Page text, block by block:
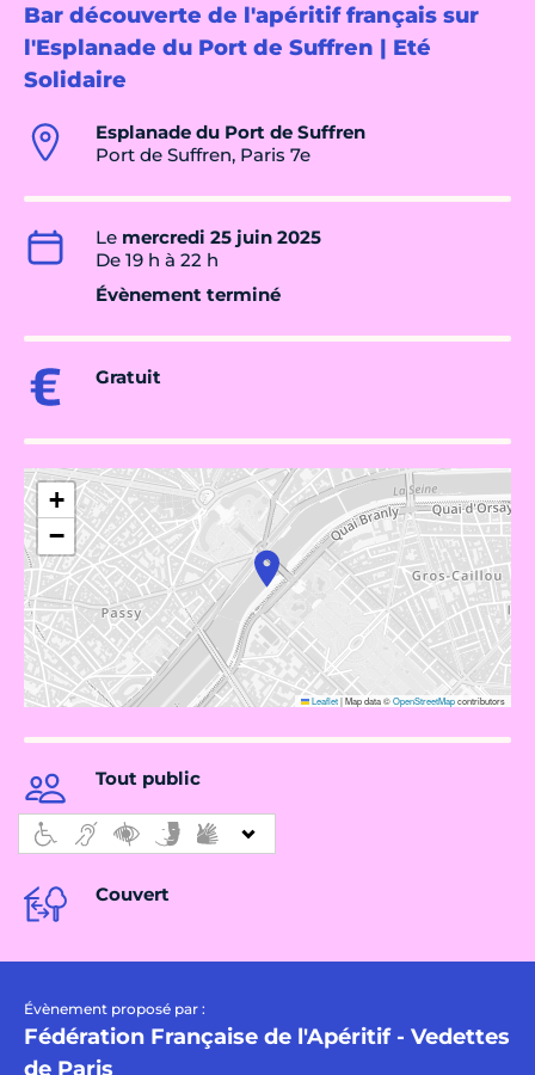
Bar découverte de l'apéritif français sur
l'Esplanade du Port de Suffren | Eté
Solidaire
Esplanade du Port de Suffren
Port de Suffren, Paris 7e
Le mercredi 25 juin 2025
De 19 h à 22 h
Évènement terminé
Gratuit
+
−
Leaflet|Map data ©OpenStreetMapcontributors
Tout public
Couvert
Évènement proposé par :
Fédération Française de l'Apéritif - Vedettes
de Paris